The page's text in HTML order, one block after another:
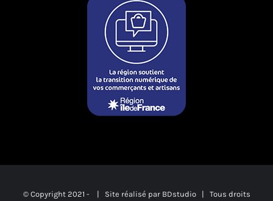
© Copyright 2021 - | Site réalisé par BDstudio| Tous droits